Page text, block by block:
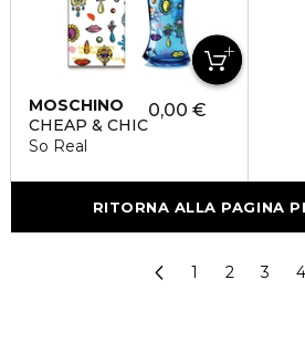
MOSCHINO
CHEAP & CHIC
So Real
0,00 €
RITORNA ALLA PAGINA
1 2 3 4